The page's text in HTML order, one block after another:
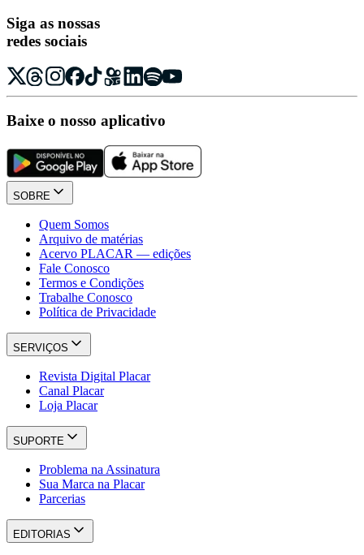
Siga as nossas
redes sociais
Baixe o nosso aplicativo
SOBRE
Quem Somos
Arquivo de matérias
Acervo PLACAR — edições
Fale Conosco
Termos e Condições
Trabalhe Conosco
Política de Privacidade
SERVIÇOS
Revista Digital Placar
Canal Placar
Loja Placar
SUPORTE
Problema na Assinatura
Sua Marca na Placar
Parcerias
EDITORIAS